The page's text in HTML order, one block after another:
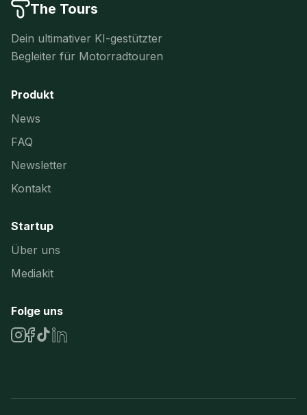
The Tours
Dein ultimativer KI-gestützter
Begleiter für Motorradtouren
Produkt
News
FAQ
Newsletter
Kontakt
Startup
Über uns
Mediakit
Folge uns